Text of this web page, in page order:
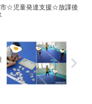
☆児童発達支援☆放課後